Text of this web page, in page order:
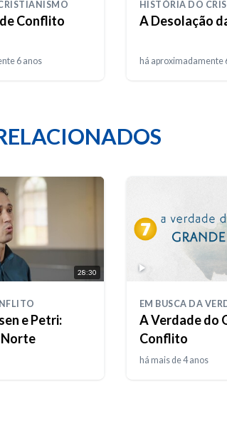
Conflito
6 anos
HISTÓRIA DO
A Desolação
há aproximadamente
28:30
e Petri:
Norte
EM BUSCA DA
A Verdade do
Conflito
há mais de 4 anos